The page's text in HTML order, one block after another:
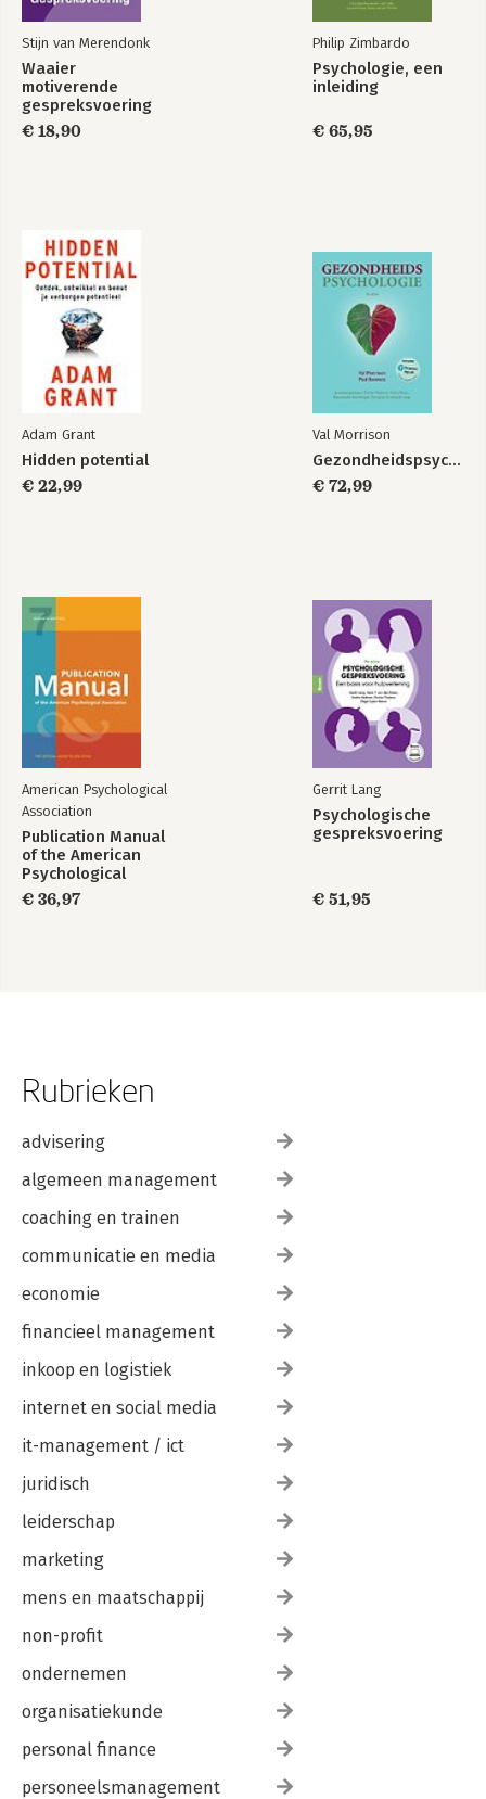
Stijn van Merendonk
Waaier
motiverende
gespreksvoering
€ 18,90
Philip Zimbardo
Psychologie, een
inleiding
€ 65,95
Adam Grant
Hidden potential
€ 22,99
Val Morrison
Gezondheidspsychologie
€ 72,99
American Psychological
Association
Publication Manual
of the American
Psychological
Association 2020
€ 36,97
Gerrit Lang
Psychologische
gespreksvoering
€ 51,95
Rubrieken
advisering
algemeen management
coaching en trainen
communicatie en media
economie
financieel management
inkoop en logistiek
internet en social media
it-management / ict
juridisch
leiderschap
marketing
mens en maatschappij
non-profit
ondernemen
organisatiekunde
personal finance
personeelsmanagement